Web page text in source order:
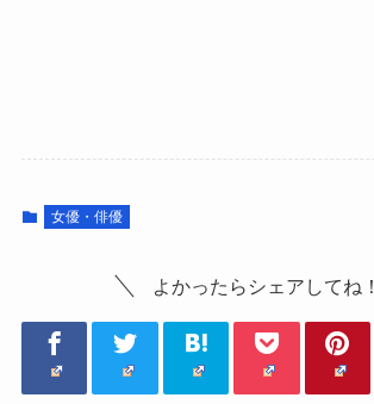
女優・俳優
よかったらシェアしてね！